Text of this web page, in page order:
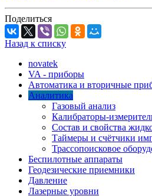
Поделиться
Назад к списку
novatek
VA - приборы
Автоматика и вторичные
Аналитика
Газовый анализ
Калибраторы-
Состав и свойства
Таймеры и счётчики
Трассопоисковое
Беспилотные аппараты
Геодезические приемники
Давление
Лазерные уровни